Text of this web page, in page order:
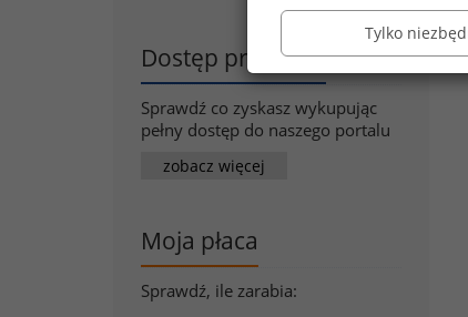
Dostęp premium
Sprawdź co zyskasz wykupując
pełny dostęp do naszego portalu
zobacz więcej
Moja płaca
Sprawdź, ile zarabia:
Tylko